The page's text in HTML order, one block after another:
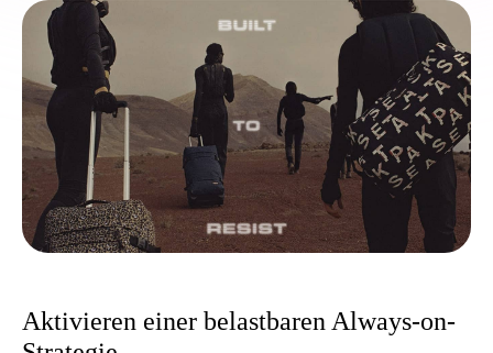
Aktivieren einer belastbaren Always-on-